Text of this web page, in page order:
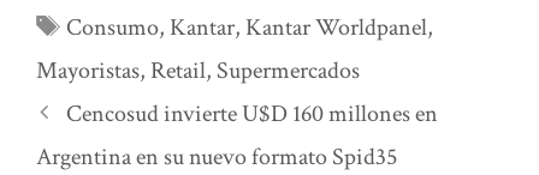
Etiquetas
Consumo, Kantar, Kantar Worldpanel,
Mayoristas, Retail, Supermercados
Cencosud invierte U$D 160 millones en
Argentina en su nuevo formato Spid35